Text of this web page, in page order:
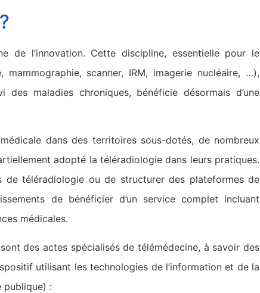
de l’innovation. Cette discipline, essentielle pour le
scanner, IRM, imagerie nucléaire, …),
maladies chroniques, bénéficie désormais d’une
dans des territoires sous-dotés, de nombreux
adopté la téléradiologie dans leurs pratiques.
téléradiologie ou de structurer des plateformes de
de bénéficier d’un service complet incluant
médicales.
des actes spécialisés de télémédecine, à savoir des
utilisant les technologies de l’information et de la
publique) :